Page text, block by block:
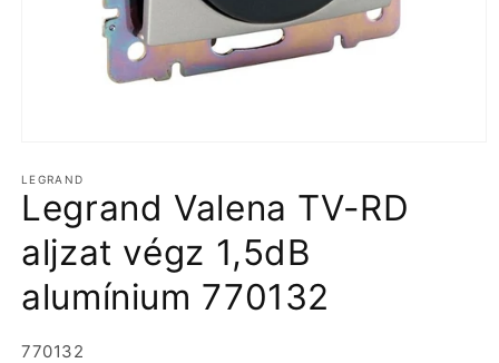
megnyitása
a
modális
párbeszédpanelen
LEGRAND
Legrand Valena TV-RD
aljzat végz 1,5dB
alumínium 770132
Termékváltozat:
770132